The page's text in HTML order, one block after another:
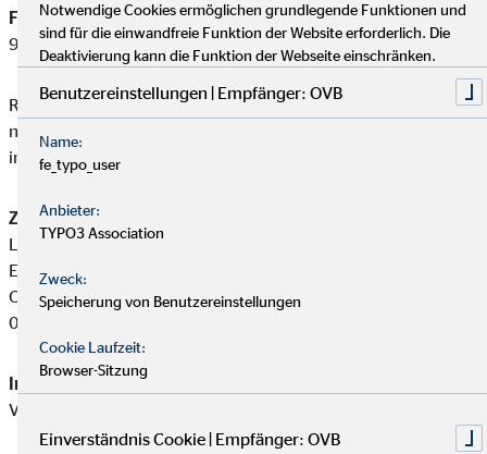
Finanzanlagenvermittler-Registernummer:D-F-154-P3EB-
92
Rainer Sieß ist ein Finanzanlagenvermittler mit Erlaubnispflicht
nach § 34 f Abs. 1 Satz 1 Nummer 1 und 2 GewO, eingetragen
in das Vermittlerregister gemäß § 34 f Abs. 5 GewO.
Zuständige Erlaubnisbehörde:
Landratsamt Saale-Holzland-Kreis Gewerbebehörde - Ortsteil
Eisenberg
Claußstraße 3
07607 Eisenberg
Immobiliardarlehensvermittler-Registernummer:
VZFU-52
Notwendige Cookies ermöglichen grundlegende Funktionen und
sind für die einwandfreie Funktion der Website erforderlich. Die
Deaktivierung kann die Funktion der Webseite einschränken.
Benutzereinstellungen | Empfänger: OVB
Name:
fe_typo_user
Anbieter:
TYPO3 Association
Zweck:
Speicherung von Benutzereinstellungen
Cookie Laufzeit:
Browser-Sitzung
Einverständnis Cookie | Empfänger: OVB